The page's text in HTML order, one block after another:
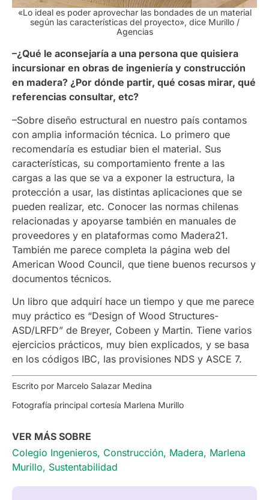
«Lo ideal es poder aprovechar las bondades de un material
según las características del proyecto», dice Murillo /
Agencias
–¿Qué le aconsejaría a una persona que quisiera
incursionar en obras de ingeniería y construcción
en madera? ¿Por dónde partir, qué cosas mirar, qué
referencias consultar, etc?
–Sobre diseño estructural en nuestro país contamos
con amplia información técnica. Lo primero que
recomendaría es estudiar bien el material. Sus
características, su comportamiento frente a las
cargas a las que se va a exponer la estructura, la
protección a usar, las distintas aplicaciones que se
pueden realizar, etc. Conocer las normas chilenas
relacionadas y apoyarse también en manuales de
proveedores y en plataformas como Madera21.
También me parece completa la página web del
American Wood Council, que tiene buenos recursos y
documentos técnicos.
Un libro que adquirí hace un tiempo y que me parece
muy práctico es “Design of Wood Structures-
ASD/LRFD” de Breyer, Cobeen y Martin. Tiene varios
ejercicios prácticos, muy bien explicados, y se basa
en los códigos IBC, las provisiones NDS y ASCE 7.
Escrito por Marcelo Salazar Medina
Fotografía principal cortesía Marlena Murillo
VER MÁS SOBRE
Colegio Ingenieros, Construcción, Madera, Marlena
Murillo, Sustentabilidad